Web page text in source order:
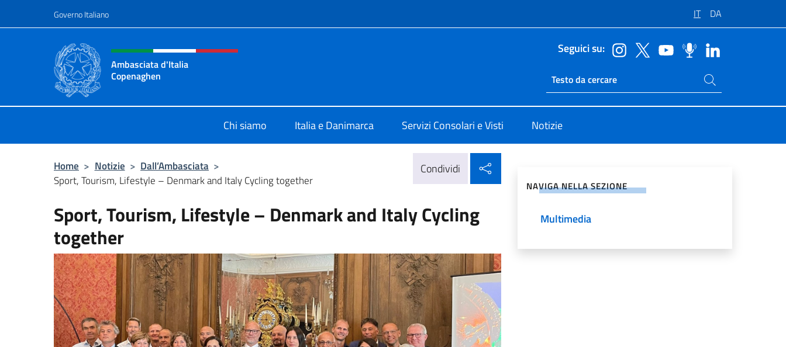
Governo Italiano IT DA
Intestazione sito, social e menù
Ambasciata d'Italia
Copenaghen
Seguici su:
Ricerca sito live
Cerca nel sito
Chi siamo Italia e Danimarca Servizi Consolari e Visti Notizie
Home > Notizie > Dall’Ambasciata >
Sport, Tourism, Lifestyle – Denmark and Italy Cycling together
Condividi
Sport, Tourism, Lifestyle – Denmark and Italy Cycling
together
NAVIGA NELLA SEZIONE
Multimedia